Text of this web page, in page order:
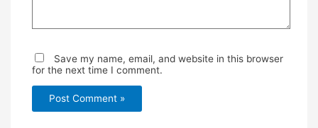
Save my name, email, and website in this browser
for the next time I comment.